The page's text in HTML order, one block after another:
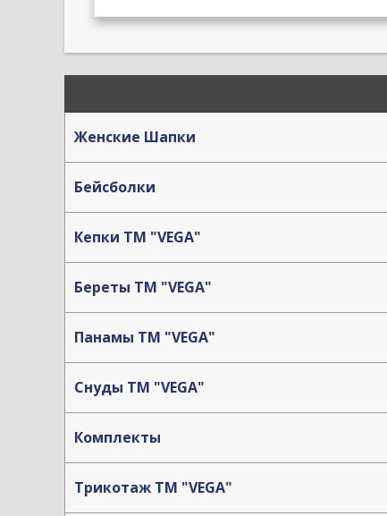
Женские Шапки
Бейсболки
Кепки TM "VEGA"
Береты TM "VEGA"
Панамы TM "VEGA"
Снуды ТМ "VEGA"
Комплекты
Трикотаж TM "VEGA"